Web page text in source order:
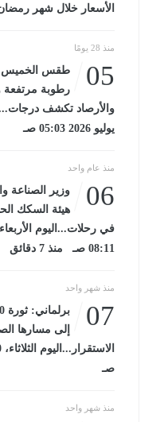
الأسعار خلال شهر
منذ 28 يومًا
05
رطوبة مرتفعة
يوليو 2026 05:03 صـ
منذ عام واحد
06
وزير الصناعة
هيئة السكك
08:11 صـ منذ 7 دقائق
منذ شهر واحد
07
إلى مسارها
صـ
منذ شهر واحد